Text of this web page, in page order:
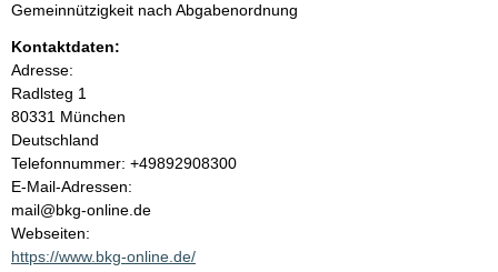
n
h
a
l
t
Gemeinnützigkeit nach Abgabenordnung
Kontaktdaten:
Adresse:
Radlsteg 1
80331 München
Deutschland
K
o
n
t
a
Telefonnummer: +49892908300
E-Mail-Adressen:
mail@bkg-online.de
Webseiten:
https://www.bkg-online.de/